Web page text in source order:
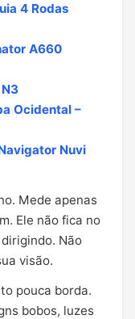
4 Rodas
A660
Ocidental –
Nuvi
Mede apenas
Ele não fica no
Não
visão.
pouca borda.
bobos, luzes